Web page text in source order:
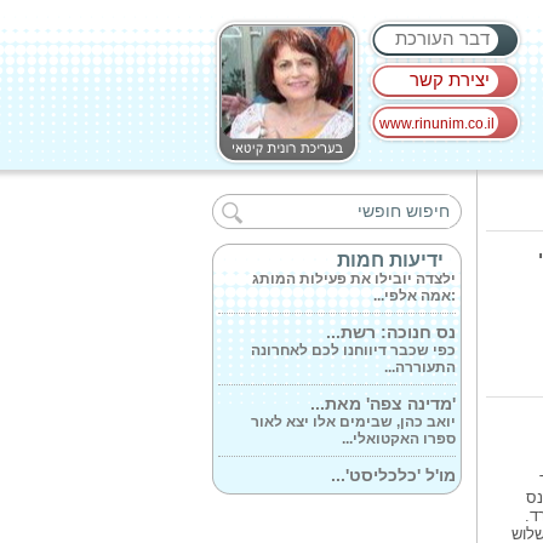
דבר העורכת
יצירת קשר
www.rinunim.co.il
ידיעות חמות
משה עמי בניטה...
כמה זמן לוקח לכם להתעצבן ולצפור
לרכב...
יובל כספית נבחרה...
ילצדה יובילו את פעילות המותג
:אמה אלפי...
נס חנוכה: רשת...
כפי שכבר דיווחנו לכם לאחרונה
התעוררה...
'מדינה צפה' מאת...
יואב כהן, שבימים אלו יצא לאור
ספרו האקטואלי...
מו'ל 'כלכליסט'...
יואל אסתרון שהקים את העיתון